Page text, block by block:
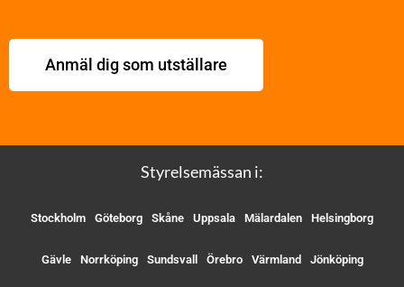
Anmäl dig som utställare
Styrelsemässan i:
Stockholm Göteborg Skåne Uppsala Mälardalen Helsingborg
Gävle Norrköping Sundsvall Örebro Värmland Jönköping